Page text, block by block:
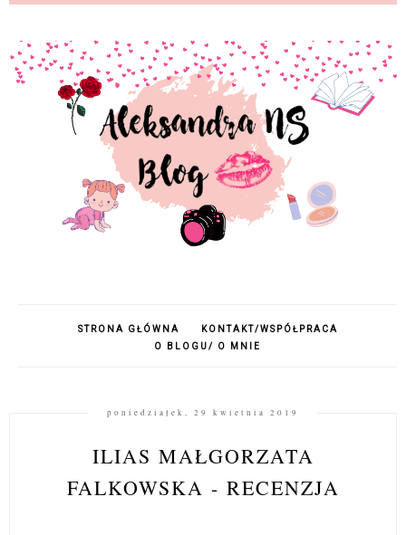
STRONA GŁÓWNA
KONTAKT/WSPÓŁPRACA
O BLOGU/ O MNIE
poniedziałek, 29 kwietnia 2019
ILIAS MAŁGORZATA
FALKOWSKA - RECENZJA